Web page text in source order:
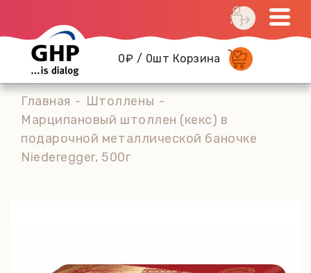
0₽ / 0шт Корзина
Главная
Штоллены
Марципановый штоллен (кекс) в
подарочной металлической баночке
Niederegger, 500г